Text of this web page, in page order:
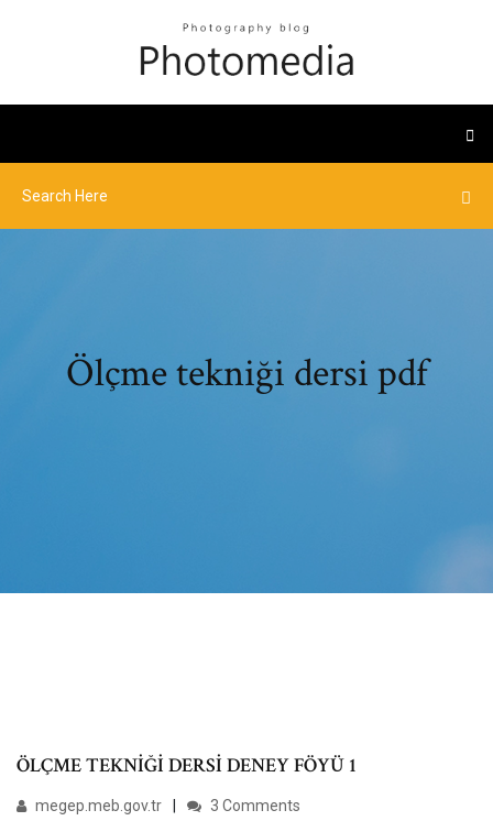
Ölçme tekniği dersi pdf
ÖLÇME TEKNİĞİ DERSİ DENEY FÖYÜ 1
megep.meb.gov.tr 3 Comments